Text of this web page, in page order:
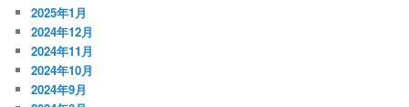
2025年1月
2024年12月
2024年11月
2024年10月
2024年9月